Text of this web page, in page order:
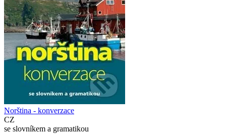
Norština - konverzace
CZ
se slovníkem a gramatikou